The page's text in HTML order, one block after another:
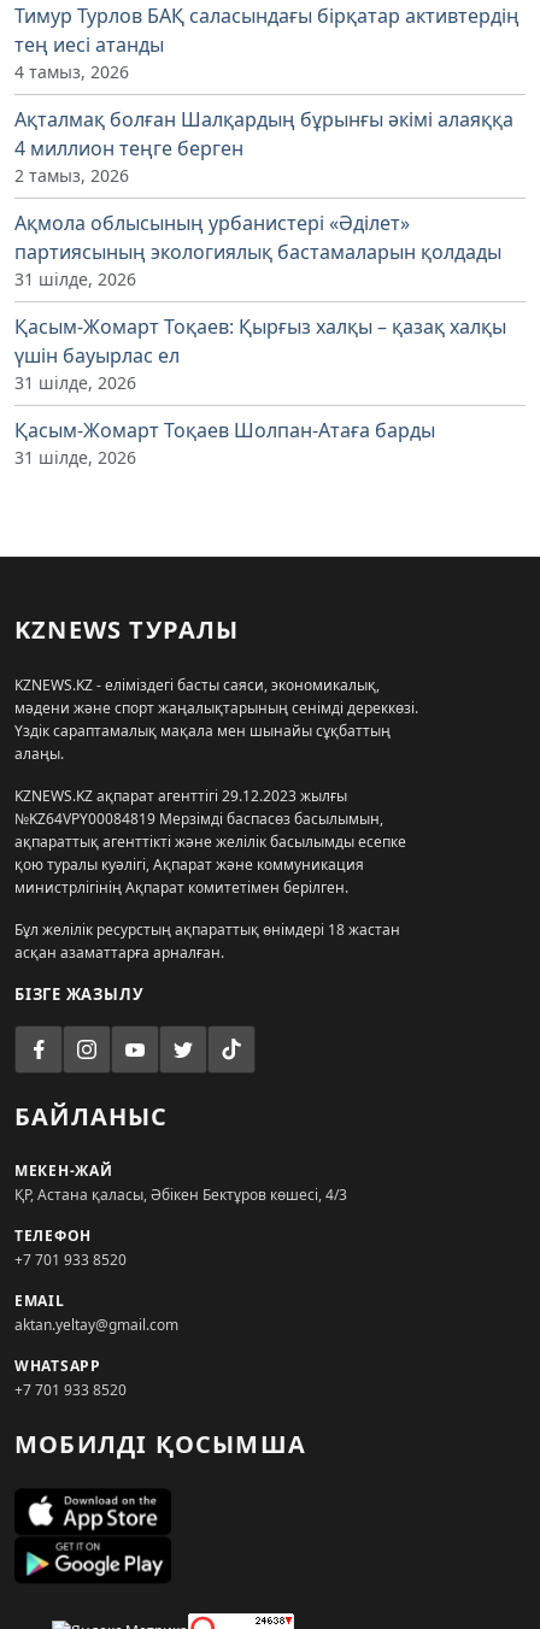
Тимур Турлов БАҚ саласындағы бірқатар активтердің
тең иесі атанды
4 тамыз, 2026
Ақталмақ болған Шалқардың бұрынғы әкімі алаяққа
4 миллион теңге берген
2 тамыз, 2026
Ақмола облысының урбанистері «Әділет»
партиясының экологиялық бастамаларын қолдады
31 шілде, 2026
Қасым-Жомарт Тоқаев: Қырғыз халқы – қазақ халқы
үшін бауырлас ел
31 шілде, 2026
Қасым-Жомарт Тоқаев Шолпан-Атаға барды
31 шілде, 2026
KZNEWS ТУРАЛЫ
KZNEWS.KZ - еліміздегі басты саяси, экономикалық,
мәдени және спорт жаңалықтарының сенімді дереккөзі.
Үздік сараптамалық мақала мен шынайы сұқбаттың
алаңы.
KZNEWS.KZ ақпарат агенттігі 29.12.2023 жылғы
№KZ64VPY00084819 Мерзімді баспасөз басылымын,
ақпараттық агенттікті және желілік басылымды есепке
қою туралы куәлігі, Ақпарат және коммуникация
министрлігінің Ақпарат комитетімен берілген.
Бұл желілік ресурстың ақпараттық өнімдері 18 жастан
асқан азаматтарға арналған.
БІЗГЕ ЖАЗЫЛУ
БАЙЛАНЫС
МЕКЕН-ЖАЙ
ҚР, Астана қаласы, Әбікен Бектұров көшесі, 4/3
ТЕЛЕФОН
+7 701 933 8520
EMAIL
aktan.yeltay@gmail.com
WHATSAPP
+7 701 933 8520
МОБИЛДІ ҚОСЫМША